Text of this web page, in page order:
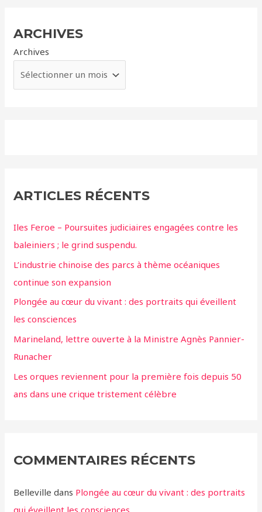
ARCHIVES
Archives
ARTICLES RÉCENTS
Iles Feroe – Poursuites judiciaires engagées contre les
baleiniers ; le grind suspendu.
L’industrie chinoise des parcs à thème océaniques
continue son expansion
Plongée au cœur du vivant : des portraits qui éveillent
les consciences
Marineland, lettre ouverte à la Ministre Agnès Pannier-
Runacher
Les orques reviennent pour la première fois depuis 50
ans dans une crique tristement célèbre
COMMENTAIRES RÉCENTS
Belleville dans Plongée au cœur du vivant : des portraits
qui éveillent les consciences